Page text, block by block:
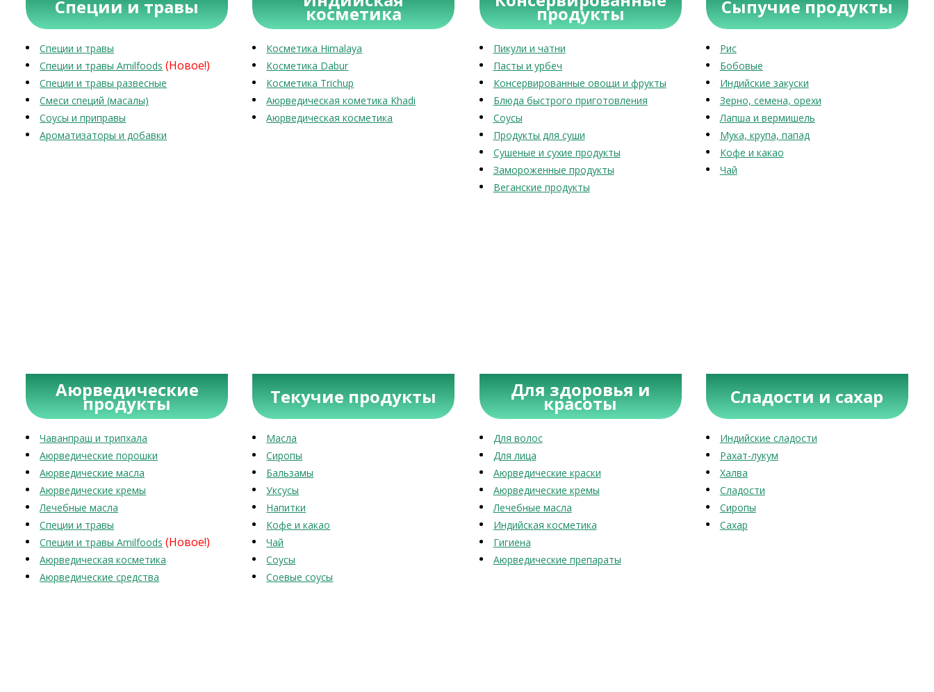
Специи и травы
Специи и травы
Специи и травы Amilfoods (Новое!)
Специи и травы развесные
Смеси специй (масалы)
Соусы и приправы
Ароматизаторы и добавки
косметика
Косметика Himalaya
Косметика Dabur
Косметика Trichup
Аюрведическая кометика Khadi
Аюрведическая косметика
продукты
Пикули и чатни
Пасты и урбеч
Консервированные овощи и фрукты
Блюда быстрого приготовления
Соусы
Продукты для суши
Сушеные и сухие продукты
Замороженные продукты
Веганские продукты
Сыпучие продукты
Рис
Бобовые
Индийские закуски
Зерно, семена, орехи
Лапша и вермишель
Мука, крупа, папад
Кофе и какао
Чай
Аюрведические
продукты
Чаванпраш и трипхала
Аюрведические порошки
Аюрведические масла
Аюрведические кремы
Лечебные масла
Специи и травы
Специи и травы Amilfoods (Новое!)
Аюрведическая косметика
Аюрведические средства
Текучие продукты
Масла
Сиропы
Бальзамы
Уксусы
Напитки
Кофе и какао
Чай
Соусы
Соевые соусы
Для здоровья и
красоты
Для волос
Для лица
Аюрведические краски
Аюрведические кремы
Лечебные масла
Индийская косметика
Гигиена
Аюрведические препараты
Сладости и сахар
Индийские сладости
Рахат-лукум
Халва
Сладости
Сиропы
Сахар